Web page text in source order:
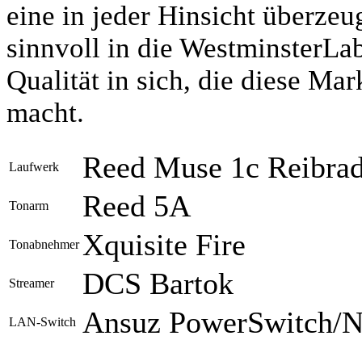
eine in jeder Hinsicht
sinnvoll in die
Qualität in sich, die diese
macht.
Laufwerk Reed Muse 1c
Tonarm Reed 5A
Tonabnehmer Xquisite Fire
Streamer DCS Bartok
LAN-Switch Ansuz PowerSwitch/